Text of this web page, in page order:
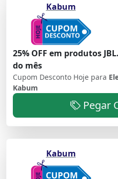
Kabum
25% OFF em produtos
do mês
Cupom Desconto Hoje para
Kabum
Pegar
Kabum